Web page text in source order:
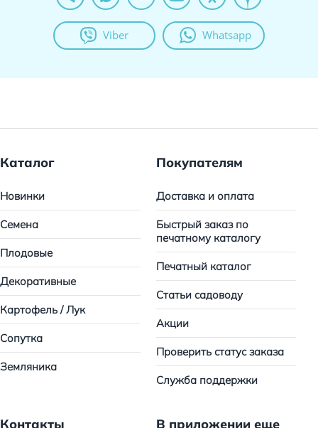
Viber Whatsapp
Каталог
Новинки
Семена
Плодовые
Декоративные
Картофель / Лук
Сопутка
Земляника
Покупателям
Доставка и оплата
Быстрый заказ по
печатному каталогу
Печатный каталог
Статьи садоводу
Акции
Проверить статус заказа
Служба поддержки
Контакты В приложении еще